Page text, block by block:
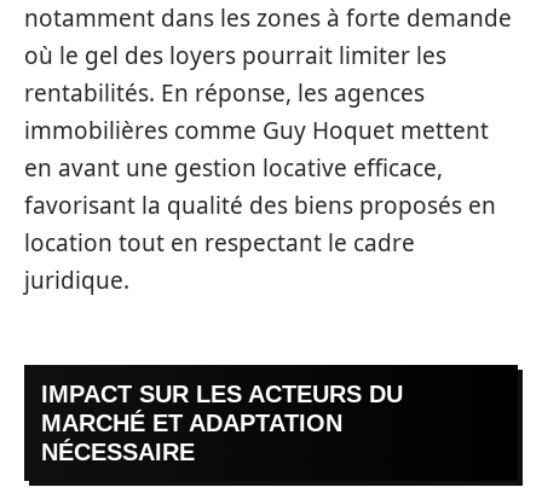
notamment dans les zones à forte demande
où le gel des loyers pourrait limiter les
rentabilités. En réponse, les agences
immobilières comme Guy Hoquet mettent
en avant une gestion locative efficace,
favorisant la qualité des biens proposés en
location tout en respectant le cadre
juridique.
IMPACT SUR LES ACTEURS DU
MARCHÉ ET ADAPTATION
NÉCESSAIRE